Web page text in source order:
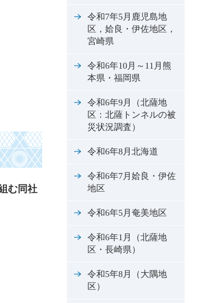
む同社
令和7年5月鹿児島地
区，姶良・伊佐地区，
宮崎県
令和6年10月～11月熊
本県・福岡県
令和6年9月（北薩地
区：北薩トンネルの被
災状況調査）
令和6年8月北海道
令和6年7月姶良・伊佐
地区
令和6年5月奄美地区
令和6年1月（北薩地
区・長崎県）
令和5年8月（大隅地
区）